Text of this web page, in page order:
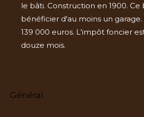
le bâti. Construction en 1900. Ce
bénéficier d'au moins un garage.
139 000 euros. L'impôt foncier
douze mois.
général